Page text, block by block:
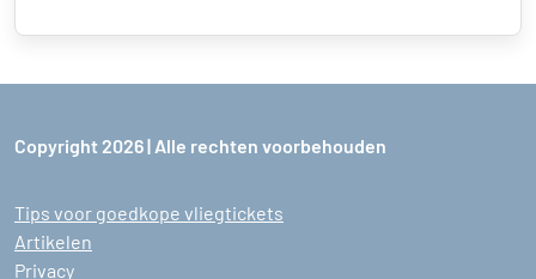
Copyright 2026 | Alle rechten voorbehouden
Tips voor goedkope vliegtickets
Artikelen
Privacy